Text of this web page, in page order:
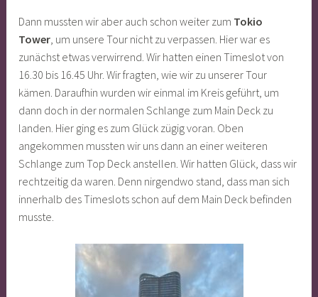
Dann mussten wir aber auch schon weiter zum Tokio
Tower , um unsere Tour nicht zu verpassen. Hier war es
zunächst etwas verwirrend. Wir hatten einen Timeslot von
16.30 bis 16.45 Uhr. Wir fragten, wie wir zu unserer Tour
kämen. Daraufhin wurden wir einmal im Kreis geführt, um
dann doch in der normalen Schlange zum Main Deck zu
landen. Hier ging es zum Glück zügig voran. Oben
angekommen mussten wir uns dann an einer weiteren
Schlange zum Top Deck anstellen. Wir hatten Glück, dass wir
rechtzeitig da waren. Denn nirgendwo stand, dass man sich
innerhalb des Timeslots schon auf dem Main Deck befinden
musste.